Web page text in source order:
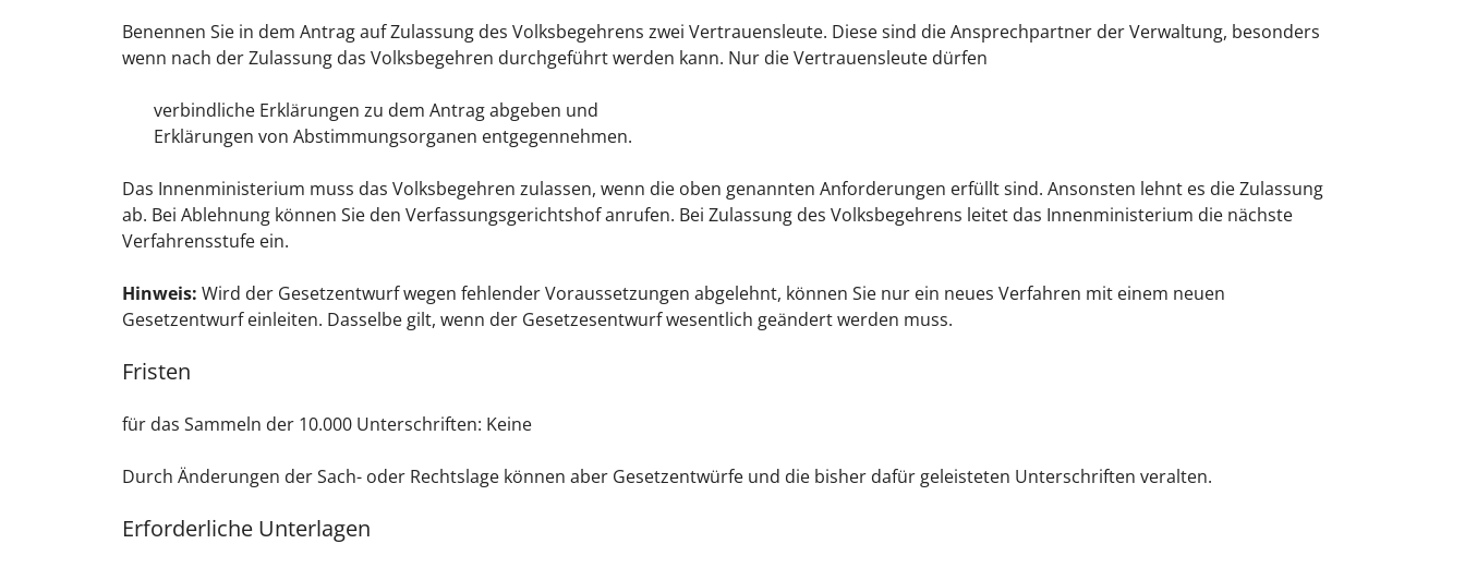
Benennen Sie in dem Antrag auf Zulassung des Volksbegehrens zwei Vertrauensleute. Diese sind die Ansprechpartner der Verwaltung, besonders
wenn nach der Zulassung das Volksbegehren durchgeführt werden kann. Nur die Vertrauensleute dürfen
verbindliche Erklärungen zu dem Antrag abgeben und
Erklärungen von Abstimmungsorganen entgegennehmen.
Das Innenministerium muss das Volksbegehren zulassen, wenn die oben genannten Anforderungen erfüllt sind. Ansonsten lehnt es die Zulassung
ab. Bei Ablehnung können Sie den Verfassungsgerichtshof anrufen. Bei Zulassung des Volksbegehrens leitet das Innenministerium die nächste
Verfahrensstufe ein.
Hinweis: Wird der Gesetzentwurf wegen fehlender Voraussetzungen abgelehnt, können Sie nur ein neues Verfahren mit einem neuen
Gesetzentwurf einleiten. Dasselbe gilt, wenn der Gesetzesentwurf wesentlich geändert werden muss.
Fristen
für das Sammeln der 10.000 Unterschriften: Keine
Durch Änderungen der Sach- oder Rechtslage können aber Gesetzentwürfe und die bisher dafür geleisteten Unterschriften veralten.
Erforderliche Unterlagen